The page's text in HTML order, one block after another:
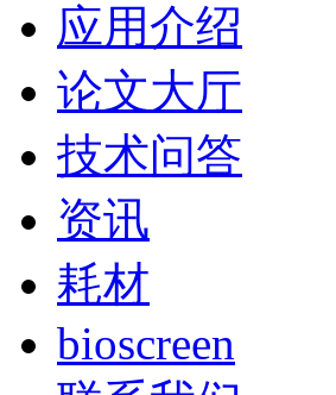
应用介绍
论文大厅
技术问答
资讯
耗材
bioscreen